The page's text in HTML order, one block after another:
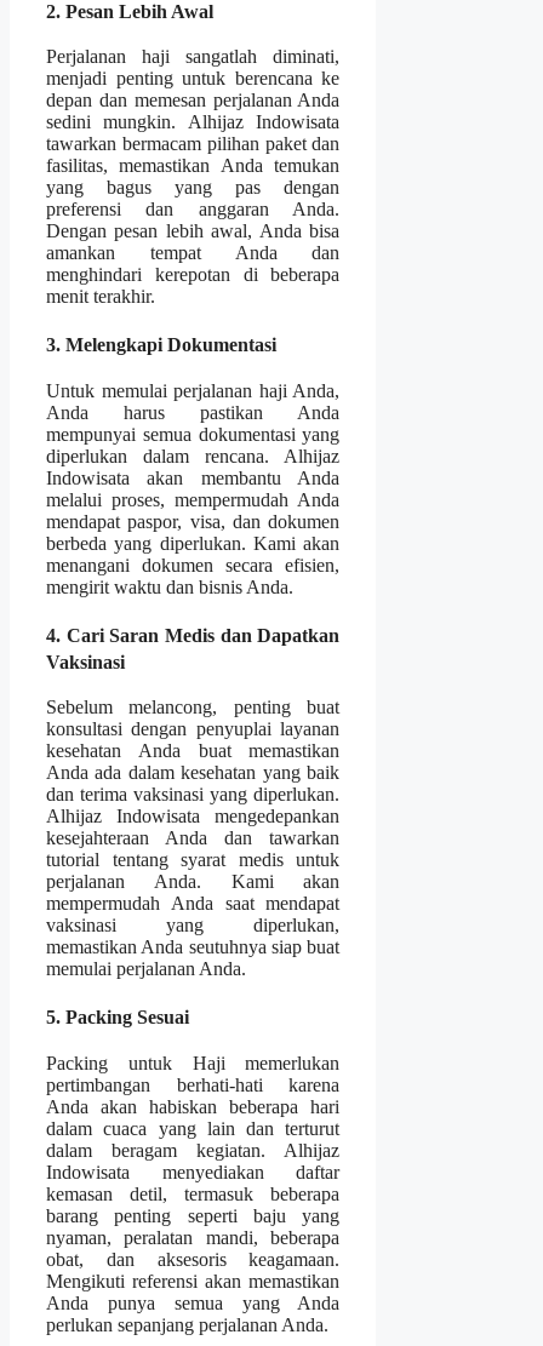
2. Pesan Lebih Awal
Perjalanan haji sangatlah diminati,
menjadi penting untuk berencana ke
depan dan memesan perjalanan Anda
sedini mungkin. Alhijaz Indowisata
tawarkan bermacam pilihan paket dan
fasilitas, memastikan Anda temukan
yang bagus yang pas dengan
preferensi dan anggaran Anda.
Dengan pesan lebih awal, Anda bisa
amankan tempat Anda dan
menghindari kerepotan di beberapa
menit terakhir.
3. Melengkapi Dokumentasi
Untuk memulai perjalanan haji Anda,
Anda harus pastikan Anda
mempunyai semua dokumentasi yang
diperlukan dalam rencana. Alhijaz
Indowisata akan membantu Anda
melalui proses, mempermudah Anda
mendapat paspor, visa, dan dokumen
berbeda yang diperlukan. Kami akan
menangani dokumen secara efisien,
mengirit waktu dan bisnis Anda.
4. Cari Saran Medis dan Dapatkan
Vaksinasi
Sebelum melancong, penting buat
konsultasi dengan penyuplai layanan
kesehatan Anda buat memastikan
Anda ada dalam kesehatan yang baik
dan terima vaksinasi yang diperlukan.
Alhijaz Indowisata mengedepankan
kesejahteraan Anda dan tawarkan
tutorial tentang syarat medis untuk
perjalanan Anda. Kami akan
mempermudah Anda saat mendapat
vaksinasi yang diperlukan,
memastikan Anda seutuhnya siap buat
memulai perjalanan Anda.
5. Packing Sesuai
Packing untuk Haji memerlukan
pertimbangan berhati-hati karena
Anda akan habiskan beberapa hari
dalam cuaca yang lain dan terturut
dalam beragam kegiatan. Alhijaz
Indowisata menyediakan daftar
kemasan detil, termasuk beberapa
barang penting seperti baju yang
nyaman, peralatan mandi, beberapa
obat, dan aksesoris keagamaan.
Mengikuti referensi akan memastikan
Anda punya semua yang Anda
perlukan sepanjang perjalanan Anda.